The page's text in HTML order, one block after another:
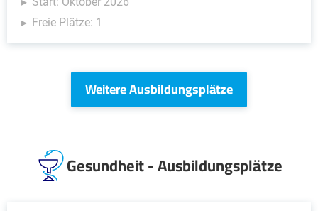
Freie Plätze: 1
Weitere Ausbildungsplätze
Gesundheit - Ausbildungsplätze